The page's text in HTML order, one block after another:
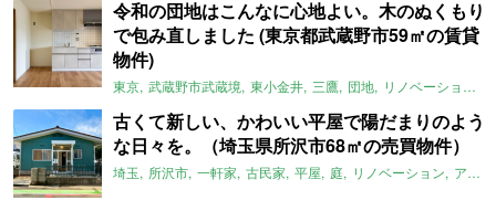
令和の団地はこんなに心地よい。木のぬくもり
で包み直しました (東京都武蔵野市59㎡の賃貸
物件)
東京 武蔵野市武蔵境 東小金井 三鷹 団地 リノベーション
古くて新しい、かわいい平屋で陽だまりのよう
な日々を。（埼玉県所沢市68㎡の売買物件）
埼玉 所沢市 一軒家 古民家 平屋 庭 リノベーション アメリカンハウス